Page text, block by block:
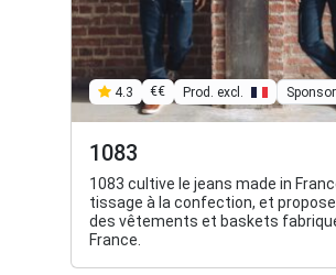
4.3 €€ Prod. excl.
1083
1083 cultive le jeans made in
tissage à la confection, et
des vêtements et baskets
France.